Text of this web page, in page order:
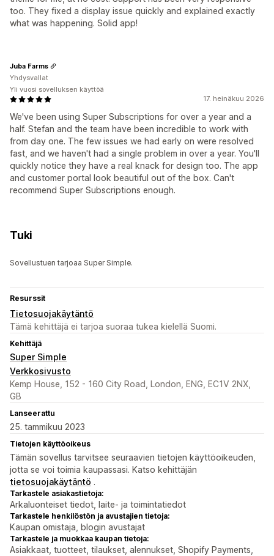
too. They fixed a display issue quickly and explained exactly
what was happening. Solid app!
17. heinäkuu 2026
We've been using Super Subscriptions for over a year and a
half. Stefan and the team have been incredible to work with
from day one. The few issues we had early on were resolved
fast, and we haven't had a single problem in over a year. You'll
quickly notice they have a real knack for design too. The app
and customer portal look beautiful out of the box. Can't
recommend Super Subscriptions enough.
Juba Farms
Yhdysvallat
Yli vuosi sovelluksen käyttöä
Tuki
Sovellustuen tarjoaa Super Simple.
Resurssit
Tietosuojakäytäntö
Tämä kehittäjä ei tarjoa suoraa tukea kielellä Suomi.
Kehittäjä
Super Simple
Verkkosivusto
Kemp House, 152 - 160 City Road, London, ENG, EC1V 2NX,
GB
Lanseerattu
25. tammikuu 2023
Tietojen käyttöoikeus
Tämän sovellus tarvitsee seuraavien tietojen käyttöoikeuden,
jotta se voi toimia kaupassasi. Katso kehittäjän
tietosuojakäytäntö .
Tarkastele asiakastietoja:
Arkaluonteiset tiedot, laite- ja toimintatiedot
Tarkastele henkilöstön ja avustajien tietoja:
Kaupan omistaja, blogin avustajat
Tarkastele ja muokkaa kaupan tietoja:
Asiakkaat, tuotteet, tilaukset, alennukset, Shopify Payments,